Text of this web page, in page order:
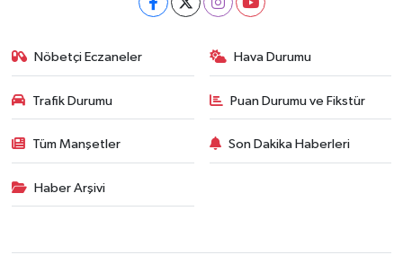
Nöbetçi Eczaneler Hava Durumu
Trafik Durumu Puan Durumu ve Fikstür
Tüm Manşetler Son Dakika Haberleri
Haber Arşivi